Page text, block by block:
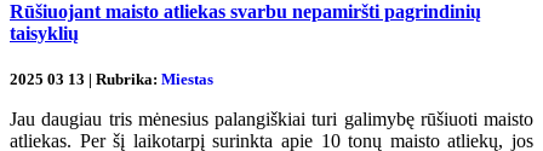
Rūšiuojant maisto atliekas svarbu nepamiršti pagrindinių
taisyklių
2025 03 13 | Rubrika: Miestas
Jau daugiau tris mėnesius palangiškiai turi galimybę rūšiuoti maisto
atliekas. Per šį laikotarpį surinkta apie 10 tonų maisto atliekų, jos